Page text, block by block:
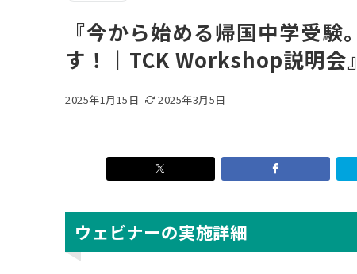
『今から始める帰国中学受
す！｜TCK Workshop説明会』
2025年1月15日 2025年3月5日
ウェビナーの実施詳細